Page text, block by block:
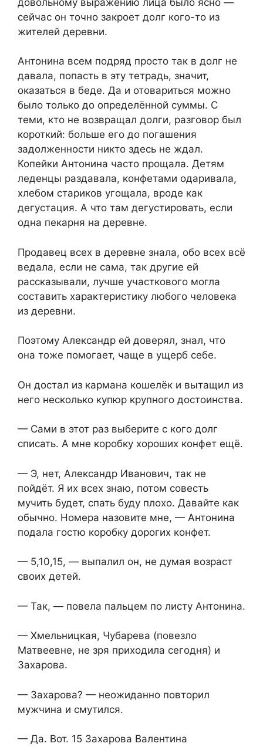
сейчас он точно закроет долг кого-то из
жителей деревни.
Антонина всем подряд просто так в долг не
давала, попасть в эту тетрадь, значит,
оказаться в беде. Да и отовариться можно
было только до определённой суммы. С
теми, кто не возвращал долги, разговор был
короткий: больше его до погашения
задолженности никто здесь не ждал.
Копейки Антонина часто прощала. Детям
леденцы раздавала, конфетами одаривала,
хлебом стариков угощала, вроде как
дегустация. А что там дегустировать, если
одна пекарня на деревне.
Продавец всех в деревне знала, обо всех всё
ведала, если не сама, так другие ей
рассказывали, лучше участкового могла
составить характеристику любого человека
из деревни.
Поэтому Александр ей доверял, знал, что
она тоже помогает, чаще в ущерб себе.
Он достал из кармана кошелёк и вытащил из
него несколько купюр крупного достоинства.
— Сами в этот раз выберите с кого долг
списать. А мне коробку хороших конфет ещё.
— Э, нет, Александр Иванович, так не
пойдёт. Я их всех знаю, потом совесть
мучить будет, спать буду плохо. Давайте как
обычно. Номера назовите мне, — Антонина
подала гостю коробку дорогих конфет.
— 5,10,15, — выпалил он, не думая возраст
своих детей.
— Так, — повела пальцем по листу Антонина.
— Хмельницкая, Чубарева (повезло
Матвеевне, не зря приходила сегодня) и
Захарова.
— Захарова? — неожиданно повторил
мужчина и смутился.
— Да. Вот. 15 Захарова Валентина